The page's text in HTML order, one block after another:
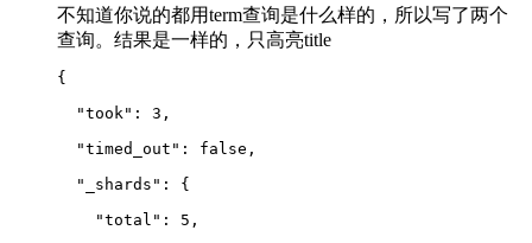
不知道你说的都用term查询是什么样的，所以写了两个
查询。结果是一样的，只高亮title
{
  "took": 3,
  "timed_out": false,
  "_shards": {
    "total": 5,